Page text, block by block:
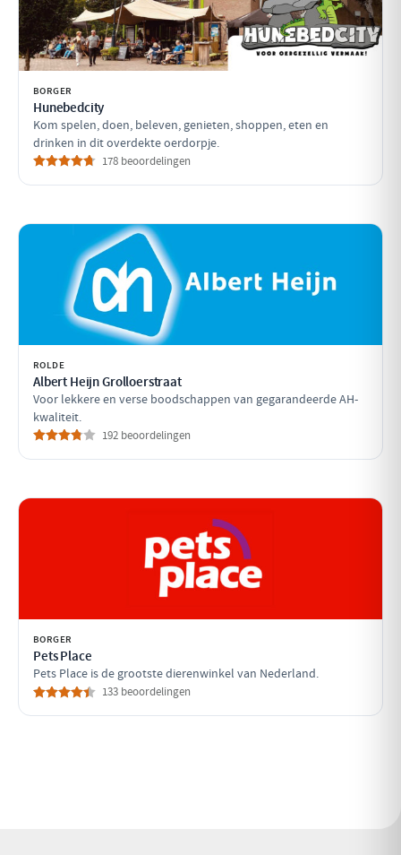
BORGER
Hunebedcity
Kom spelen, doen, beleven, genieten, shoppen, eten en
drinken in dit overdekte oerdorpje.
178 beoordelingen
ROLDE
Albert Heijn Grolloerstraat
Voor lekkere en verse boodschappen van gegarandeerde AH-
kwaliteit.
192 beoordelingen
BORGER
Pets Place
Pets Place is de grootste dierenwinkel van Nederland.
133 beoordelingen